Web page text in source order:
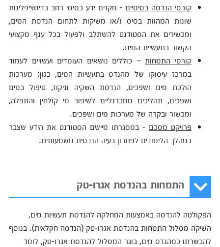
קורסי הנדסה בסיסיים- מקנים ידע בסיסי רחב בדיסציפלינות
שונות המהוות בסיס ו/או משיקות לתחום הנדסת המים,
ומכשירים את הסטודנט להשתלב ולפעול בכל ענף מקצועי
הקשור בתעשיית המים.
קורסי התמחות – כוללים נושאים העומדים ועשויים לעמוד
במרכז עיסוקו של מהנדס בתעשיות המים, כגון: מערכות
הולכת מים ושפכים, הנדסת השקיה וניקוז, טיפול במים
ושפכים, תהליכים ממברנליים לשיפור מי קולחין והתפלה,
ומכשור ובקרה של מערכות מים ושפכים.
פרויקט מסכם- במסגרתו מיישם הסטודנט את הידע שצבר
במהלך הלימודים לפתרון בעיה הנדסית משמעותית.
התמחות בהנדסת אגרו-טק
הפקולטה להנדסה באמצעות המחלקה להנדסת תעשיות מים,
השיקה מסלול התמחות בהנדסת אגרו-טק (הנדסה חקלאית). בנוסף
להכשרתו כמהנדס מים, בוגר המסלול להנדסת אגרו-טק, לומד